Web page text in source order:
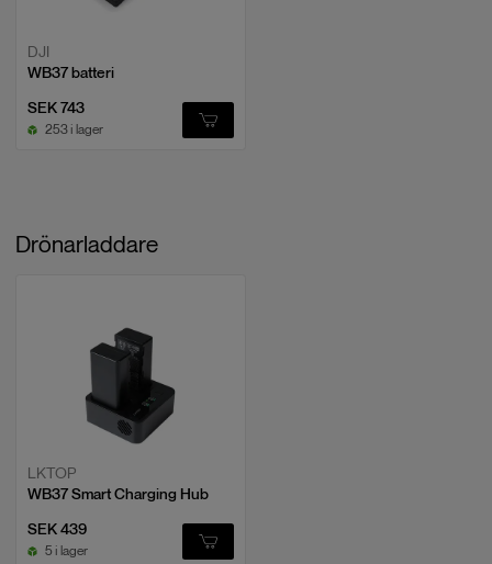
DJI
WB37 batteri
SEK 743
253 i lager
Drönarladdare
LKTOP
WB37 Smart Charging Hub
SEK 439
5 i lager